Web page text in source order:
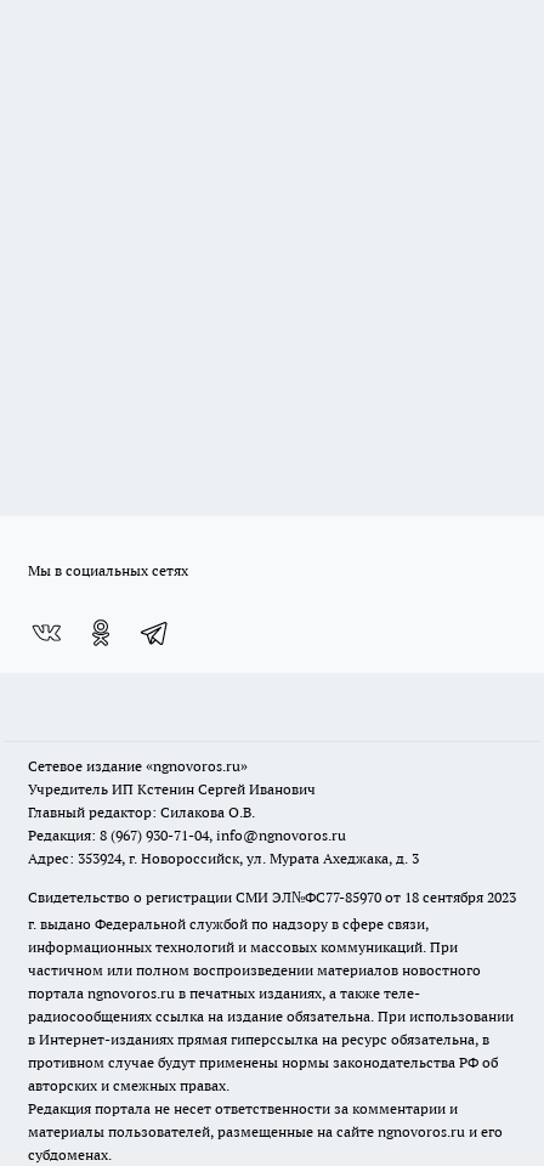
Мы в социальных сетях
Сетевое издание «ngnovoros.ru»
Учредитель ИП Кстенин Сергей Иванович
Главный редактор: Силакова О.В.
Редакция: 8 (967) 930-71-04, info@ngnovoros.ru
Адрес: 353924, г. Новороссийск, ул. Мурата Ахеджака, д. 3
Свидетельство о регистрации СМИ ЭЛ№ФС77-85970 от 18 сентября 2023
г. выдано Федеральной службой по надзору в сфере связи,
информационных технологий и массовых коммуникаций. При
частичном или полном воспроизведении материалов новостного
портала ngnovoros.ru в печатных изданиях, а также теле-
радиосообщениях ссылка на издание обязательна. При использовании
в Интернет-изданиях прямая гиперссылка на ресурс обязательна, в
противном случае будут применены нормы законодательства РФ об
авторских и смежных правах.
Редакция портала не несет ответственности за комментарии и
материалы пользователей, размещенные на сайте ngnovoros.ru и его
субдоменах.